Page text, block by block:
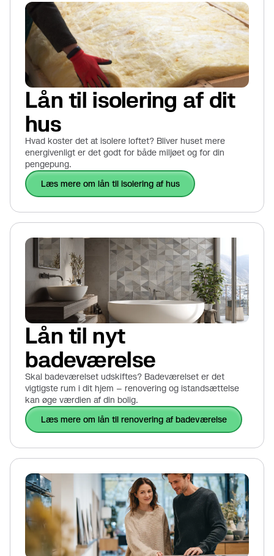
Lån til isolering af dit
hus
Hvad koster det at isolere loftet? Bliver huset mere
energivenligt er det godt for både miljøet og for din
pengepung.
læs mere om lån til isolering af hus
Lån til nyt
badeværelse
Skal badeværelset udskiftes? Badeværelset er det
vigtigste rum i dit hjem – renovering og istandsættelse
kan øge værdien af din bolig.
læs mere om lån til renovering af badeværelse